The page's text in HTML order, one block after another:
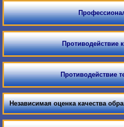
Противодействие
Противодействие
Независимая оценка качества